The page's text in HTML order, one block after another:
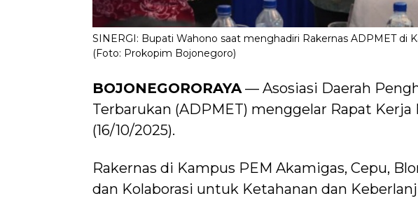
SINERGI: Bupati Wahono saat menghadiri Rakernas ADPMET di
(Foto: Prokopim Bojonegoro)
BOJONEGORORAYA — Asosiasi Daerah
Terbarukan (ADPMET) menggelar Rapat Kerja
(16/10/2025).
Rakernas di Kampus PEM Akamigas, Cepu,
dan Kolaborasi untuk Ketahanan dan